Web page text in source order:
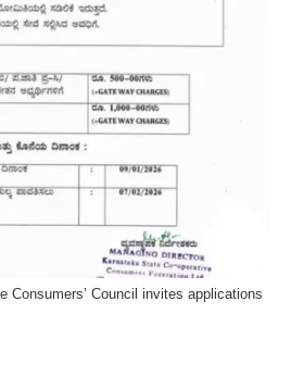
Consumers’ Council invites applications